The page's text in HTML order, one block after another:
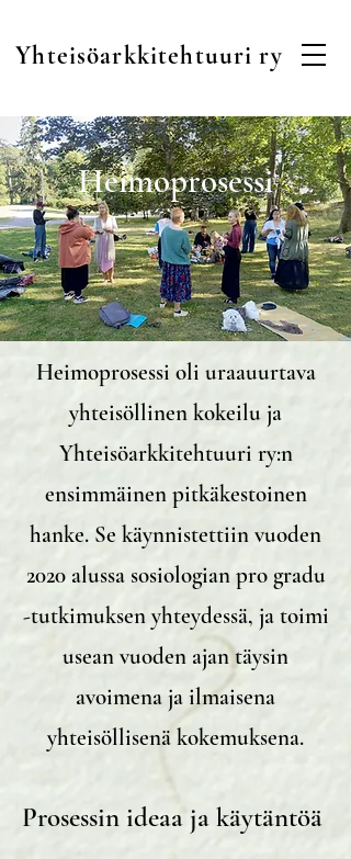
Yhteisöarkkitehtuuri ry
Heimoprosessi
Heimoprosessi oli uraauurtava
yhteisöllinen kokeilu ja
Yhteisöarkkitehtuuri ry:n
ensimmäinen pitkäkestoinen
hanke. Se käynnistettiin vuoden
2020 alussa sosiologian pro gradu
-tutkimuksen yhteydessä, ja toimi
usean vuoden ajan täysin
avoimena ja ilmaisena
yhteisöllisenä kokemuksena.
Prosessin ideaa ja käytäntöä